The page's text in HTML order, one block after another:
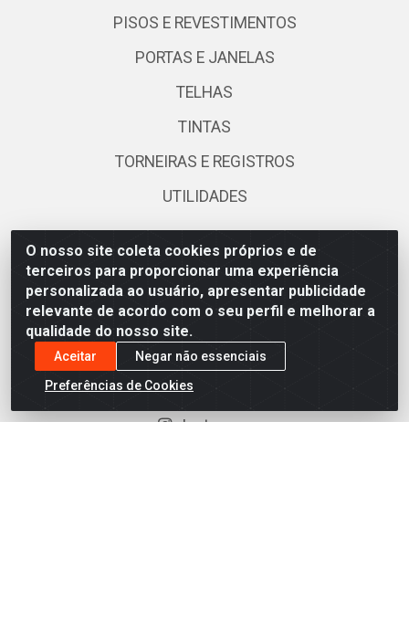
O nosso site coleta cookies próprios e de
terceiros para proporcionar uma experiência
personalizada ao usuário, apresentar publicidade
relevante de acordo com o seu perfil e melhorar a
qualidade do nosso site.
Aceitar
Negar não essenciais
Preferências de Cookies
PISOS E REVESTIMENTOS
PORTAS E JANELAS
TELHAS
TINTAS
TORNEIRAS E REGISTROS
UTILIDADES
Fale Conosco
(81) 3441-6899
(81) 99407-6039
comercial@armazemjenipapo.com.br
Redes Sociais
Instagram